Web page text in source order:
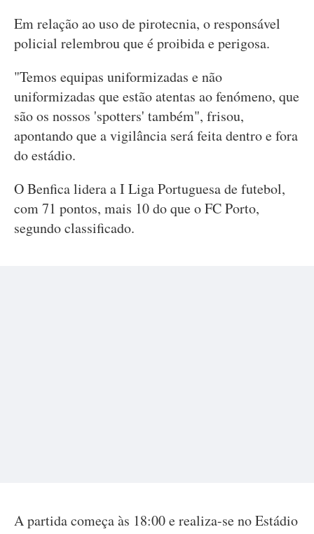
Em relação ao uso de pirotecnia, o responsável
policial relembrou que é proibida e perigosa.
"Temos equipas uniformizadas e não
uniformizadas que estão atentas ao fenómeno, que
são os nossos 'spotters' também", frisou,
apontando que a vigilância será feita dentro e fora
do estádio.
O Benfica lidera a I Liga Portuguesa de futebol,
com 71 pontos, mais 10 do que o FC Porto,
segundo classificado.
A partida começa às 18:00 e realiza-se no Estádio